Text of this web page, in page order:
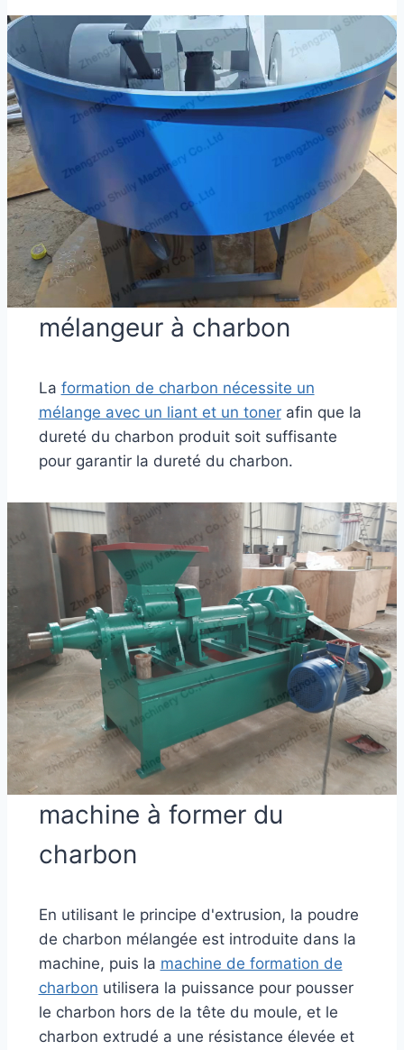
mélangeur à charbon
La formation de charbon nécessite un
mélange avec un liant et un tonerafin que la
dureté du charbon produit soit suffisante
pour garantir la dureté du charbon.
machine à former du
charbon
En utilisant le principe d'extrusion, la poudre
de charbon mélangée est introduite dans la
machine, puis la machine de formation de
charbon utilisera la puissance pour pousser
le charbon hors de la tête du moule, et le
charbon extrudé a une résistance élevée et